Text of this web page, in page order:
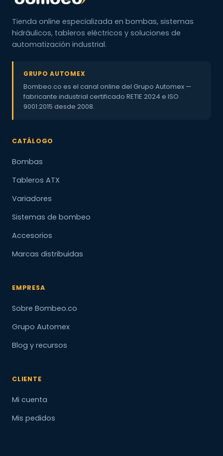
Tienda online especializada en bombas, sistemas
hidráulicos, tableros eléctricos y soluciones de
automatización industrial.
GRUPO AUTOMEX
Bombeo.co es el canal online del Grupo Automex —
fabricante industrial certificado RETIE 2024 e ISO
9001:2015 desde 2008.
CATÁLOGO
Bombas
Tableros ATX
Variadores
Sistemas de bombeo
Accesorios
Marcas distribuidas
EMPRESA
Sobre Bombeo.co
Grupo Automex
Blog y recursos
CLIENTE
Mi cuenta
Mis pedidos